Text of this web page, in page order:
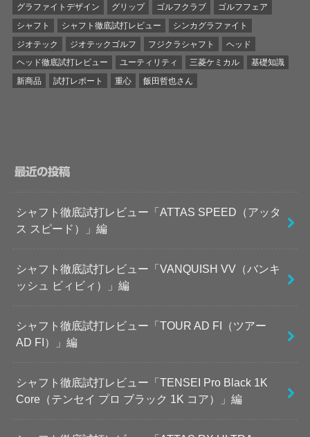
グラファイトデザイン
グリップ ゴルフクラブ
ゴルフフェア
シャフト
シャフト徹底試打レビュー
シンカグラファイト
ジオテック
ジオテックゴルフ フジクラシャフト
ヘッド
ヘッド徹底試打レビュー
ユーティリティ 三菱ケミカル
基礎知識
新商品
試打レポート 重心 飯田哲也さん
最近の投稿
シャフト徹底試打レビュー「ATTAS SPEED（アッタ
ス スピード）」編
シャフト徹底試打レビュー「VANQUISH VV（バンキ
ッシュ ビィビィ）」編
シャフト徹底試打レビュー「TOUR AD FI（ツアー
AD FI）」編
シャフト徹底試打レビュー「TENSEI Pro Black 1K
Core（テンセイ プロ ブラック 1K コア）」編